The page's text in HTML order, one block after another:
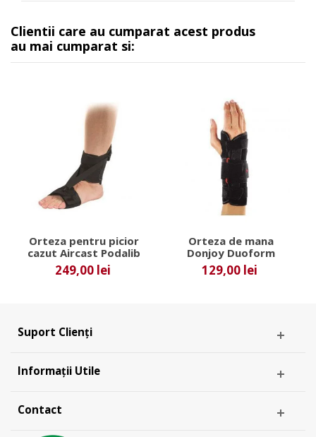
Clientii care au cumparat acest produs
au mai cumparat si:
Orteza pentru picior
cazut Aircast Podalib
249,00 lei
Orteza de mana
Donjoy Duoform
129,00 lei
Suport Clienți
Informații Utile
Contact